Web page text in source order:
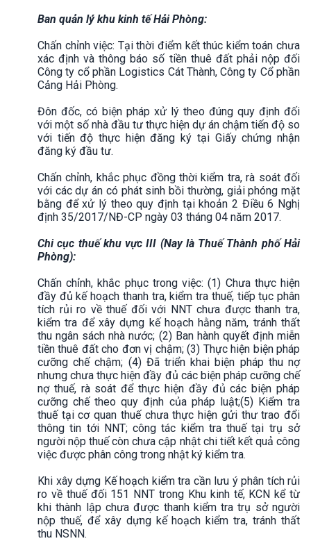
Ban quản lý khu kinh tế Hải Phòng:
Chấn chỉnh việc: Tại thời điểm kết thúc kiểm toán chưa
xác định và thông báo số tiền thuê đất phải nộp đối
Công ty cổ phần Logistics Cát Thành, Công ty Cổ phần
Cảng Hải Phòng.
Đôn đốc, có biện pháp xử lý theo đúng quy định đối
với một số nhà đầu tư thực hiện dự án chậm tiến độ so
với tiến độ thực hiện đăng ký tại Giấy chứng nhận
đăng ký đầu tư.
Chấn chỉnh, khắc phục đồng thời kiểm tra, rà soát đối
với các dự án có phát sinh bồi thường, giải phóng mặt
bằng để xử lý theo quy định tại khoản 2 Điều 6 Nghị
định 35/2017/NĐ-CP ngày 03 tháng 04 năm 2017.
Chi cục thuế khu vực III (Nay là Thuế Thành phố Hải
Phòng):
Chấn chỉnh, khắc phục trong việc: (1) Chưa thực hiện
đầy đủ kế hoạch thanh tra, kiểm tra thuế, tiếp tục phân
tích rủi ro về thuế đối với NNT chưa được thanh tra,
kiểm tra để xây dựng kế hoạch hằng năm, tránh thất
thu ngân sách nhà nước; (2) Ban hành quyết định miễn
tiền thuê đất cho đơn vị chậm; (3) Thực hiện biện pháp
cưỡng chế chậm; (4) Đã triển khai biện pháp thu nợ
nhưng chưa thực hiện đầy đủ các biện pháp cưỡng chế
nợ thuế, rà soát để thực hiện đầy đủ các biện pháp
cưỡng chế theo quy định của pháp luật;(5) Kiểm tra
thuế tại cơ quan thuế chưa thực hiện gửi thư trao đổi
thông tin tới NNT; công tác kiểm tra thuế tại trụ sở
người nộp thuế còn chưa cập nhật chi tiết kết quả công
việc được phân công trong nhật ký kiểm tra.
Khi xây dựng Kế hoạch kiểm tra cần lưu ý phân tích rủi
ro về thuế đối 151 NNT trong Khu kinh tế, KCN kể từ
khi thành lập chưa được thanh kiểm tra trụ sở người
nộp thuế, để xây dựng kế hoạch kiểm tra, tránh thất
thu NSNN.